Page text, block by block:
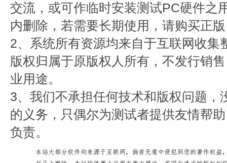
交流，或可作临时安装测试PC硬件之
内删除，若需要长期使用，请购买正
2、系统所有资源均来自于互联网收集
版权归属于原版权人所有，不发行销
业用途。
3、我们不承担任何技术和版权问题，
的义务，只偶尔为测试者提供友情帮
负责。